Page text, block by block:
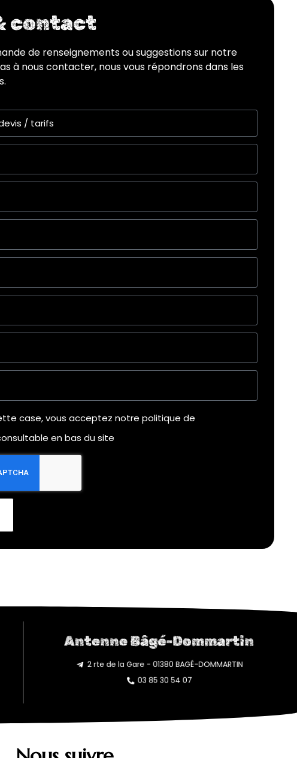
contact
de renseignements ou suggestions sur notre
à nous contacter, nous vous répondrons dans les
case, vous acceptez notre politique de
en bas du site
Antenne Bâgé-Dommartin
2 rte de la Gare - 01380 BAGÉ-DOMMARTIN
03 85 30 54 07